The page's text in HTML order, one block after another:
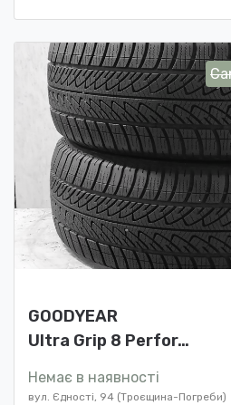
GOODYEAR
Ultra Grip 8 Perfor…
Немає в наявності
вул. Єдності, 94 (Троєщина-Погреби)